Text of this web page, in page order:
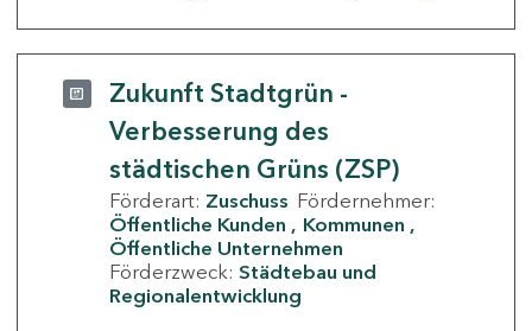
Zukunft Stadtgrün -
Verbesserung des
städtischen Grüns (ZSP)
Förderart: Zuschuss Fördernehmer:
Öffentliche Kunden
Kommunen
Öffentliche Unternehmen
Förderzweck: Städtebau und
Regionalentwicklung